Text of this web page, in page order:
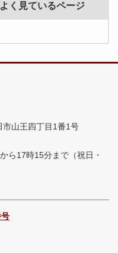
く見ているページ
山王四丁目1番1号
ら17時15分まで （祝日・